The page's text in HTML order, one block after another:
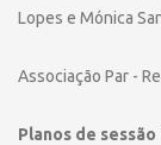
Lopes e Mónica
Associação Par -
Planos de